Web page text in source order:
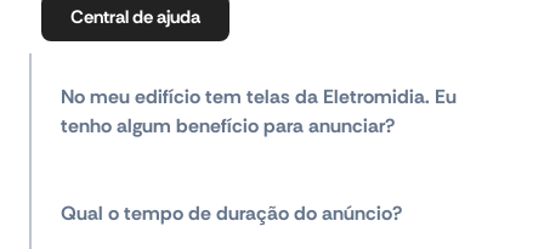
Central de ajuda
No meu edifício tem telas da Eletromidia. Eu
tenho algum benefício para anunciar?
Qual o tempo de duração do anúncio?